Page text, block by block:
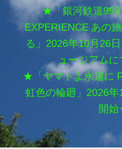
★「銀河鉄道999
EXPERIENCE あの
る」2026年10月26
ュージアム
★「ヤマトよ永遠に
虹色の輪廻」2026
開